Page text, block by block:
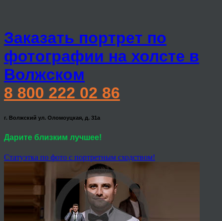
Заказать портрет по
фотографии на холсте в
Волжском
8 800 222 02 86
г. Волжский ул. Оломоуцкая, д. 31а
Дарите близким лучшее!
Статуэтка по фото с портретным сходством!